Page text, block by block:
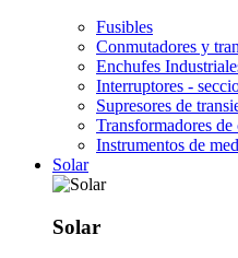
Fusibles
Conmutadores y
Enchufes
Interruptores -
Supresores de
Transformadores
Instrumentos de
Solar
Solar